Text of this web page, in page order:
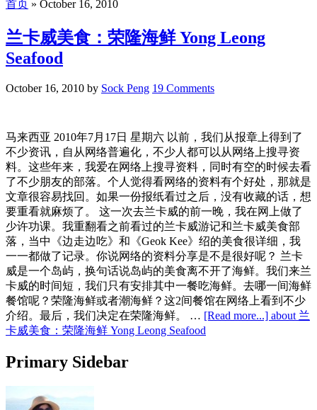
首页 » October 16, 2010
兰卡威美食：荣隆海鲜 Yong Leong
Seafood
October 16, 2010 by Sock Peng 19 Comments
马来西亚 2010年7月17日 星期六 以前，我们从报章上得到了
不少资讯，自从网络普遍化，不少人都可以从网络上搜寻资
料。这些年来，我爱在网络上搜寻资料，同时有空的时候去看
了不少朋友的部落。个人觉得看网络的资料有个好处，那就是
文章很容易找回。如果一份报纸看过之后，没有收藏的话，想
要重看就麻烦了。 这一次去兰卡威的前一晚，我在网上做了
少许功课。我重翻看之前看过的兰卡威游记和兰卡威美食部
落，当中《边走边吃》和《Geok Kee》绍的美食很详细，我
一一都做了记录。你说网络的资料分享是不是很好呢？ 兰卡
威是一个岛屿，换句话说岛屿的美食离不开了海鲜。我们来兰
卡威的时间短，我们只有安排其中一餐吃海鲜。去哪一间海鲜
餐馆呢？荣隆海鲜或者潮海鲜？这2间餐馆在网络上看到不少
介绍。最后，我们决定在荣隆海鲜。 … [Read more...] about 兰
卡威美食：荣隆海鲜 Yong Leong Seafood
Primary Sidebar